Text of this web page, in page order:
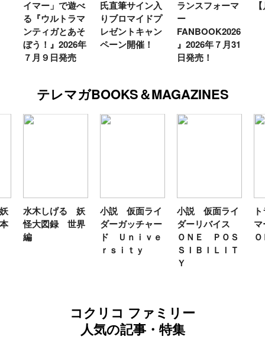
氏直筆サイン入
りブロマイドプ
レゼントキャン
ペーン開催！
ランスフォーマ
ー
FANBOOK2026
』2026年７月31
【月イチ更新】
テレマガBOOKS＆MAGAZINES
げる 妖
録 世界
小説 仮面ライ
ダーガッチャー
ド Ｕｎｉｖｅ
小説 仮面ライ
ダーリバイス
ＯＮＥ ＰＯＳ
ＳＩＢＩＬＩＴ
トランスフォ
マーＦＡＮＢ
ＯＫ２０２６
コクリコ ファミリー
人気の記事・特集